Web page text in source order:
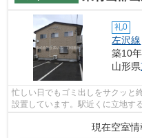
礼0
左沢線
築10年
山形県
忙しい日でもゴミ出しをサクッと
設置しています。駅近くに立地す
す。平成28年築の物件です。最上
現在空室情